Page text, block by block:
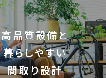
高品質設備と
暮らしやすい
間取り設計